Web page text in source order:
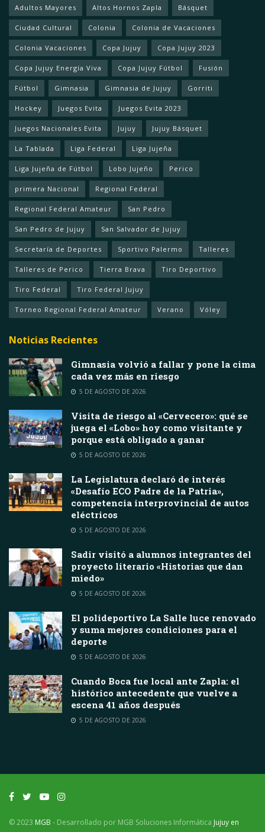
Adultos Mayores Altos Hornos Zapla Básquet
Ciudad Cultural Colonia Colonia de Vacaciones
Colonia Vacaciones Copa Jujuy Copa Jujuy 2023
Copa Jujuy Energía Viva Copa Jujuy Fútbol Fusión
Fútbol Gimnasia Gimnasia de Jujuy Gorriti
Hockey Juegos Evita Juegos Evita 2023
Juegos Nacionales Evita Jujuy Jujuy Básquet
La Tablada Liga Federal Liga Jujeña
Liga Jujeña de Fútbol Lobo Jujeño Perico
primera Nacional Regional Federal
Regional Federal Amateur San Pedro
San Pedro de Jujuy San Salvador de Jujuy
Secretaría de Deportes Sportivo Palermo Talleres
Talleres de Perico Tierra Brava Tiro Deportivo
Tiro Federal Tiro Federal Jujuy
Torneo Regional Federal Amateur Verano Vóley
Noticias Recientes
Gimnasia volvió a fallar y pone la cima
cada vez más en riesgo
5 DE AGOSTO DE 2026
Visita de riesgo al «Cervecero»: qué se
juega el «Lobo» hoy como visitante y
porque está obligado a ganar
5 DE AGOSTO DE 2026
La Legislatura declaró de interés
«Desafío ECO Padre de la Patria»,
competencia interprovincial de autos
eléctricos
5 DE AGOSTO DE 2026
Sadir visitó a alumnos integrantes del
proyecto literario «Historias que dan
miedo»
5 DE AGOSTO DE 2026
El polideportivo La Salle luce renovado
y suma mejores condiciones para el
deporte
5 DE AGOSTO DE 2026
Cuando Boca fue local ante Zapla: el
histórico antecedente que vuelve a
escena 41 años después
5 DE AGOSTO DE 2026
© 2023 MGB - Desarrollado por MGB Soluciones Informática Jujuy en